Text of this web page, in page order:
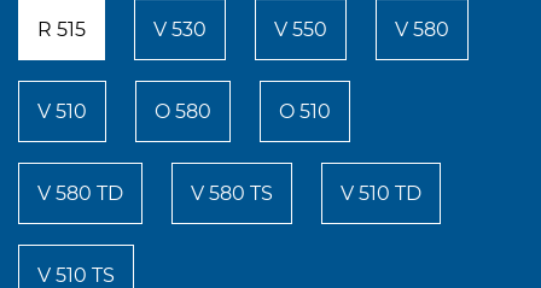
R 515 V 530 V 550 V 580
V 510 O 580 O 510
V 580 TD V 580 TS V 510 TD
V 510 TS